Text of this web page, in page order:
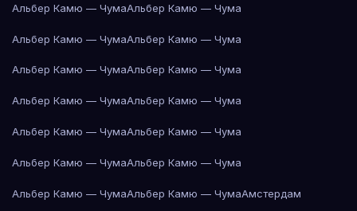
Альбер Камю — ЧумаАльбер Камю — Чума
Альбер Камю — ЧумаАльбер Камю — Чума
Альбер Камю — ЧумаАльбер Камю — Чума
Альбер Камю — ЧумаАльбер Камю — Чума
Альбер Камю — ЧумаАльбер Камю — Чума
Альбер Камю — ЧумаАльбер Камю — Чума
Альбер Камю — ЧумаАльбер Камю — ЧумаАмстердам